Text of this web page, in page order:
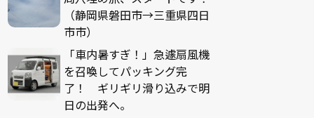
（静岡県磐田市→三重県四日
市市）
「車内暑すぎ！」急遽扇風機
を召喚してパッキング完
了！ ギリギリ滑り込みで明
日の出発へ。